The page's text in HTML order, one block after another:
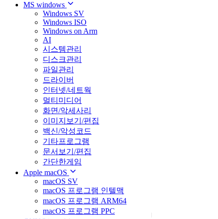
MS windows
Windows SV
Windows ISO
Windows on Arm
AI
시스템관리
디스크관리
파일관리
드라이버
인터넷/네트웍
멀티미디어
화면/악세사리
이미지보기/편집
백신/악성코드
기타프로그램
문서보기/편집
간단한게임
Apple macOS
macOS SV
macOS 프로그램 인텔맥
macOS 프로그램 ARM64
macOS 프로그램 PPC